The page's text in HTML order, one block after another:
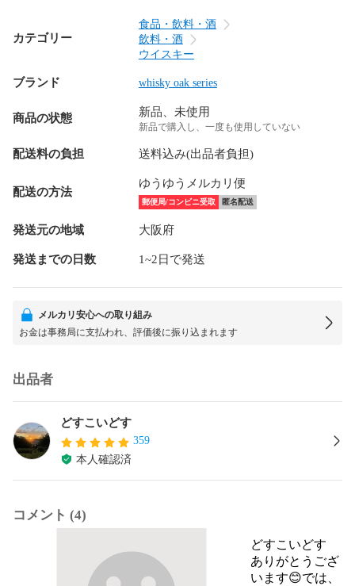
カテゴリー
食品・飲料・酒
飲料・酒
ウイスキー
ブランド whisky oak series
商品の状態 新品、未使用
新品で購入し、一度も使用していない
配送料の負担 送料込み(出品者負担)
配送の方法
ゆうゆうメルカリ便
郵便局/コンビニ受取 匿名配送
発送元の地域 大阪府
発送までの日数 1~2日で発送
メルカリ安心への取り組み
お金は事務局に支払われ、評価後に振り込まれます
出品者
どすこいどす
359
本人確認済
コメント (4)
どすこいどす
ありがとうござ
います😊では、